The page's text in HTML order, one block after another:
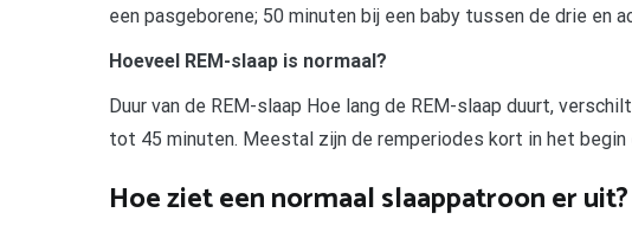
een pasgeborene; 50 minuten bij een baby tussen de drie en
Hoeveel REM-slaap is normaal?
Duur van de REM-slaap Hoe lang de REM-slaap duurt,
tot 45 minuten. Meestal zijn de remperiodes kort in het begin
Hoe ziet een normaal slaappatroon er uit?